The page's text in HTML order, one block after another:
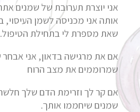
אני יוצרת תערובת של שמנים
אותה אני מכניסה לשמן
שאת מספרת לי בתחילת הטיפול.
אם את מרגישה בדאון, אני אבחר
שמרוממים את מצב הרוח
אם קר לך וזרימת הדם שלך
שמנים שיחממו אותך.